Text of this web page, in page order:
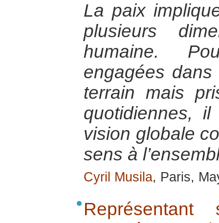
La paix
plusieurs
humaine.
engagées
terrain mais
quotidiennes, il
vision globale
sens à
Cyril Musila, Paris,